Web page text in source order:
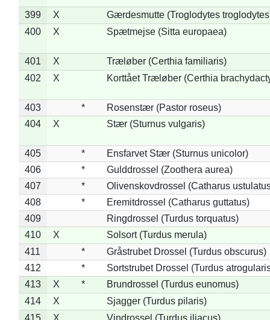
399 X
Gærdesmutte (Troglodytes
400
X Spætmejse (Sitta europaea)
401 X
Træløber (Certhia familiaris)
402
X Korttået Træløber (Certhia
403 *
Rosenstær (Pastor roseus)
404
X Stær (Sturnus vulgaris)
405 *
Ensfarvet Stær (Sturnus unicolor)
406
*
Gulddrossel (Zoothera aurea)
407
*
Olivenskovdrossel (Catharus
408
*
Eremitdrossel (Catharus guttatus)
409
Ringdrossel (Turdus torquatus)
410
X
Solsort (Turdus merula)
411
*
Gråstrubet Drossel (Turdus obscurus)
412
*
Sortstrubet Drossel (Turdus
413
X *
Brundrossel (Turdus eunomus)
414
X
Sjagger (Turdus pilaris)
415
X
Vindrossel (Turdus iliacus)